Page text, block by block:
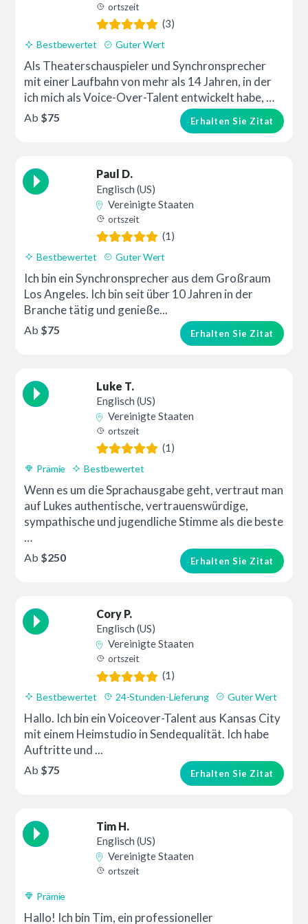
ortszeit
(3)
Bestbewertet Guter Wert
Als Theaterschauspieler und Synchronsprecher
mit einer Laufbahn von mehr als 14 Jahren, in der
ich mich als Voice-Over-Talent entwickelt habe, …
Erhalten Sie Zitat
Ab $75
Paul D.
Englisch (US)
Vereinigte Staaten
ortszeit
(1)
Bestbewertet Guter Wert
Ich bin ein Synchronsprecher aus dem Großraum
Los Angeles. Ich bin seit über 10 Jahren in der
Branche tätig und genieße...
Erhalten Sie Zitat
Ab $75
Luke T.
Englisch (US)
Vereinigte Staaten
ortszeit
(1)
Prämie Bestbewertet
Wenn es um die Sprachausgabe geht, vertraut man
auf Lukes authentische, vertrauenswürdige,
sympathische und jugendliche Stimme als die beste
…
Erhalten Sie Zitat
Ab $250
Cory P.
Englisch (US)
Vereinigte Staaten
ortszeit
(1)
Bestbewertet 24-Stunden-Lieferung Guter Wert
Hallo. Ich bin ein Voiceover-Talent aus Kansas City
mit einem Heimstudio in Sendequalität. Ich habe
Auftritte und ...
Erhalten Sie Zitat
Ab $75
Tim H.
Englisch (US)
Vereinigte Staaten
ortszeit
Prämie
Hallo! Ich bin Tim, ein professioneller